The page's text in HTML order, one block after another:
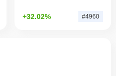
+32.02% #4960